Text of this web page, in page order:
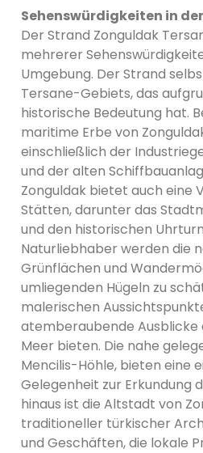
Sehenswürdigkeiten in
Der Strand Zonguldak
mehrerer
Umgebung. Der Strand
Tersane-Gebiets, das
historische Bedeutung hat.
maritime Erbe von
einschließlich der
und der alten
Zonguldak bietet auch eine
Stätten, darunter das
und den historischen
Naturliebhaber werden die
Grünflächen und
umliegenden Hügeln zu
malerischen
atemberaubende Ausblicke
Meer bieten. Die nahe
Mencilis-Höhle, bieten eine
Gelegenheit zur Erkundung
hinaus ist die Altstadt von
traditioneller türkischer
und Geschäften, die lokale